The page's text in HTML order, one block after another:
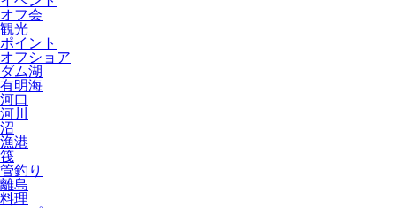
オフ会
観光
ポイント
オフショア
ダム湖
有明海
河口
河川
沼
漁港
筏
管釣り
離島
料理